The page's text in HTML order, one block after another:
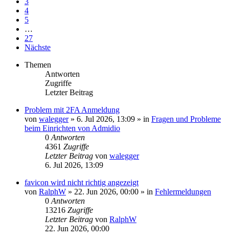
4
5
…
27
Nächste
Themen
Antworten
Zugriffe
Letzter Beitrag
Problem mit 2FA Anmeldung
von walegger» 6. Jul 2026, 13:09 » in Fragen und Probleme
beim Einrichten von Admidio
0 Antworten
4361 Zugriffe
Letzter Beitrag von walegger
6. Jul 2026, 13:09
favicon wird nicht richtig angezeigt
von RalphW » 22. Jun 2026, 00:00 » in Fehlermeldungen
0 Antworten
13216 Zugriffe
Letzter Beitrag von RalphW
22. Jun 2026, 00:00